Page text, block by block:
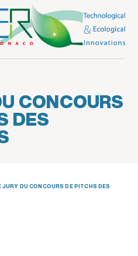
CONCOURS
DES
JURY DU CONCOURS DE PITCHS DES